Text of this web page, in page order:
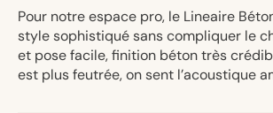
Pour notre espace pro, le Lineaire
style sophistiqué sans compliquer le
et pose facile, finition béton très
est plus feutrée, on sent l’acoustique